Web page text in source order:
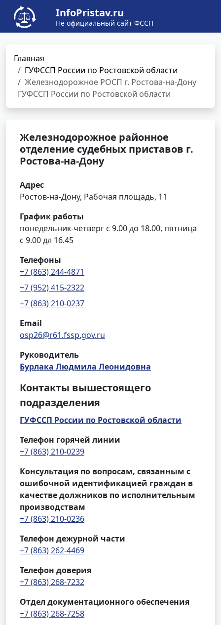
InfoPristav.ru
Не официальный сайт ФССП
Главная
ГУФССП России по Ростовской области
Железнодорожное РОСП г. Ростова-на-Дону
ГУФССП России по Ростовской области
Железнодорожное районное
отделение судебных приставов г.
Ростова-на-Дону
Адрес
Ростов-на-Дону, Рабочая площадь, 11
График работы
понедельник-четверг с 9.00 до 18.00, пятница
с 9.00 дл 16.45
Телефоны
+7 (863) 244-4871
+7 (952) 415-2322
+7 (863) 210-0237
Email
osp26@r61.fssp.gov.ru
Руководитель
Бурлака Людмила Леонидовна
Контакты вышестоящего
подразделения
ГУФССП России по Ростовской области
Телефон горячей линии
+7 (863) 210-0239
Консультация по вопросам, связанным с
ошибочной идентификацией граждан в
качестве должников по исполнительным
производствам
+7 (863) 210-0236
Телефон дежурной части
+7 (863) 262-4469
Телефон доверия
+7 (863) 268-7232
Отдел документационного обеспечения
+7 (863) 268-7258